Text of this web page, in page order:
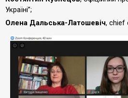
Україні”;
Олена Дальська-Латошевіч, chief